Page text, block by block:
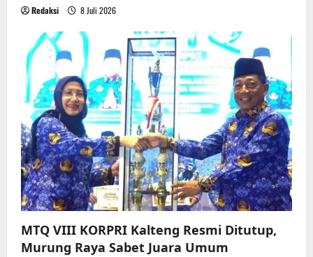
Redaksi 8 Juli 2026
MTQ VIII KORPRI Kalteng Resmi Ditutup,
Murung Raya Sabet Juara Umum